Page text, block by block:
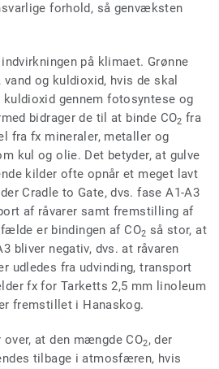
forhold, så genvæksten
på klimaet. Grønne
og kuldioxid, hvis de skal
kuldioxid gennem fotosyntese og
bidrager de til at binde CO2 fra
fra fx mineraler, metaller og
kul og olie. Det betyder, at gulve
kilder ofte opnår et meget lavt
Cradle to Gate, dvs. fase A1-A3
af råvarer samt fremstilling af
er bindingen af CO2 så stor, at
bliver negativ, dvs. at råvaren
udledes fra udvinding, transport
fx for Tarketts 2,5 mm linoleum
fremstillet i Hanaskog.
at den mængde CO2, der
tilbage i atmosfæren, hvis